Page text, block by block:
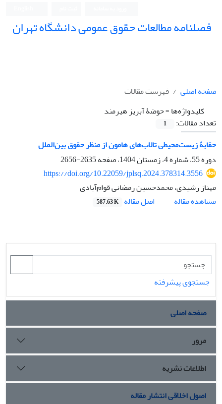
فصلنامه مطالعات حقوق عمومی دانشگاه تهران
صفحه اصلی
فهرست مقالات
کلیدواژه‌ها =حوضۀ آبریز هیرمند
تعداد مقالات:
1
حقابۀ زیست‌محیطی تالاب‌های هامون از منظر حقوق بین‌الملل
دوره 55، شماره 4، زمستان 1404، صفحه
2635-2656
https://doi.org/10.22059/jplsq.2024.378314.3556
مهناز رشیدی، محمدحسین رمضانی قوام‌آبادی
مشاهده مقاله
اصل مقاله 587.63 K
جستجوی پیشرفته
صفحه اصلی
مرور
اطلاعات نشریه
اصول اخلاقی انتشار مقاله